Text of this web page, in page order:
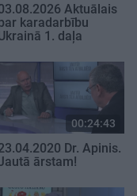
00:23:20
Aktuālais
karadarbību
1. daļa
00:24:43
Dr. Apinis.
ārstam!